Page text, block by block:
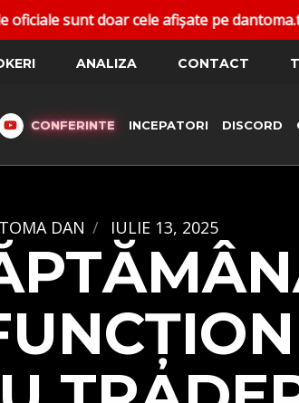
afișate pe dantoma.trade. ⚠
ANALIZA CONTACT
CONFERINTE INCEPATORI DISCORD
TOMA DAN IULIE 13, 2025